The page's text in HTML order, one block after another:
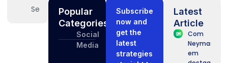
Popular
Categories
Social
Media
Subscribe
now and
get the
latest
strategies
Latest
Article
Com
Neymar
em